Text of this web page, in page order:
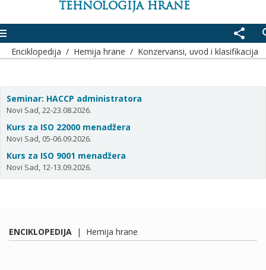
TEHNOLOGIJA HRANE
share
Enciklopedija / Hemija hrane / Konzervansi, uvod i klasifikacija
Seminar: HACCP administratora
Novi Sad, 22-23.08.2026.
Kurs za ISO 22000 menadžera
Novi Sad, 05-06.09.2026.
Kurs za ISO 9001 menadžera
Novi Sad, 12-13.09.2026.
ENCIKLOPEDIJA | Hemija hrane